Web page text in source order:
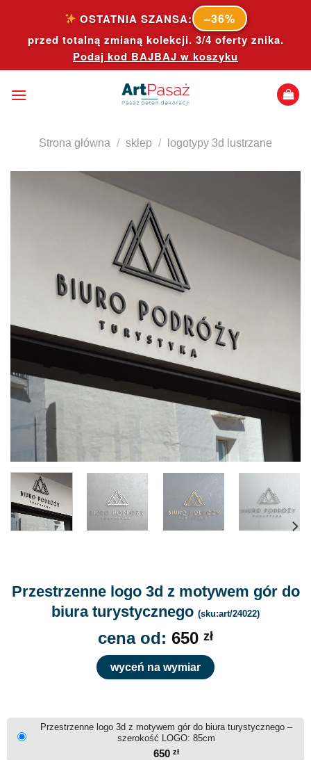
content
OSTATNIA SZANSA: –36%
przed totalną zmianą kolekcji. 3/4 oferty znika.
Podaj kod BAJBAJ w koszyku
Strona główna / sklep / logotypy 3d lustrzane
Przestrzenne logo 3d z motywem gór do
biura turystycznego (sku:art/24022)
cena od: 650 zł
wyceń na wymiar
Przestrzenne logo 3d z motywem gór do biura turystycznego –
szerokość LOGO: 85cm
650 zł